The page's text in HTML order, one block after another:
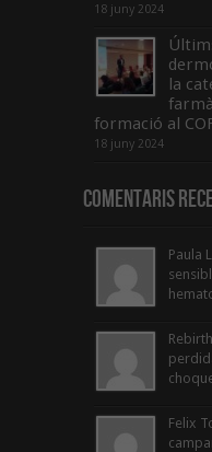
18 juny 2024
la
formació al
18 juny 2024
Comentaris
Paula
Felix